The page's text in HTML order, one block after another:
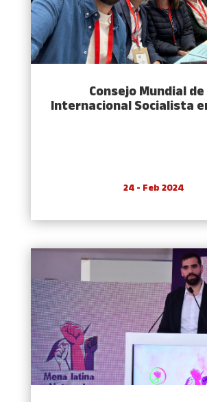
Consejo Mundial
Internacional Socialista
24 - Feb 2024